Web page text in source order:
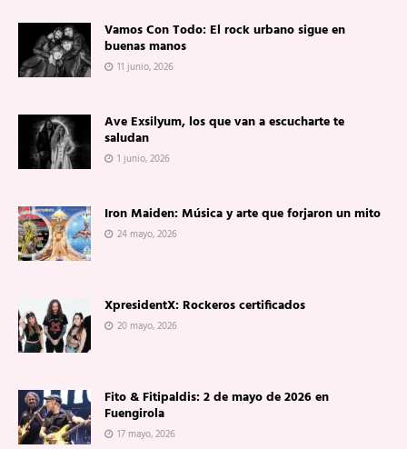
Vamos Con Todo: El rock urbano sigue en
buenas manos
11 junio, 2026
Ave Exsilyum, los que van a escucharte te
saludan
1 junio, 2026
Iron Maiden: Música y arte que forjaron un mito
24 mayo, 2026
XpresidentX: Rockeros certificados
20 mayo, 2026
Fito & Fitipaldis: 2 de mayo de 2026 en
Fuengirola
17 mayo, 2026